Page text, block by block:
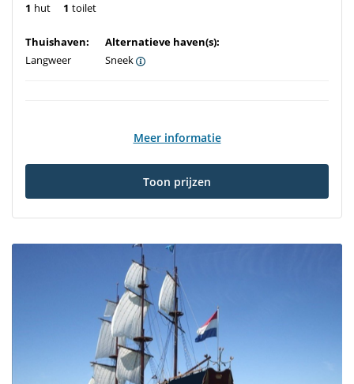
1 hut 1 toilet
Thuishaven:
Langweer
Alternatieve haven(s):
Sneek
Meer informatie
Toon prijzen